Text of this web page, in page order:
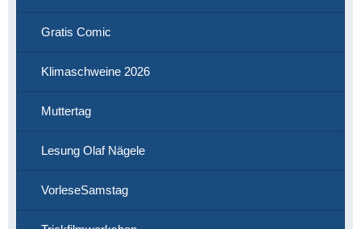
Gratis Comic
Klimaschweine 2026
Muttertag
Lesung Olaf Nägele
VorleseSamstag